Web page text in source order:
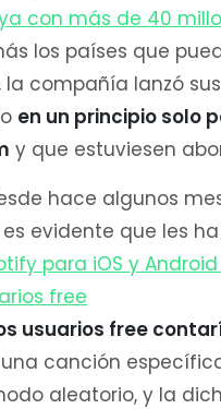
con más de 40
los países que
la compañía lanzó
en un principio solo
y que estuviesen
hace algunos
evidente que les
para iOS y
free
usuarios free
canción
aleatorio, y la